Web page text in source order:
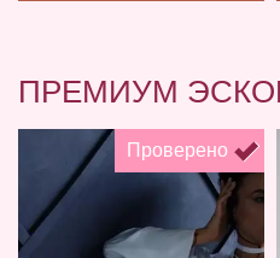
ПРЕМИУМ
Проверено